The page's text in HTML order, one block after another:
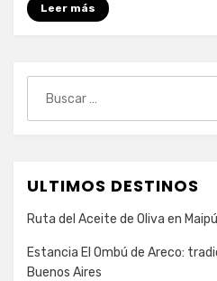
Leer más
ULTIMOS DESTINOS
Ruta del Aceite de Oliva en
Estancia El Ombú de Areco:
Buenos Aires